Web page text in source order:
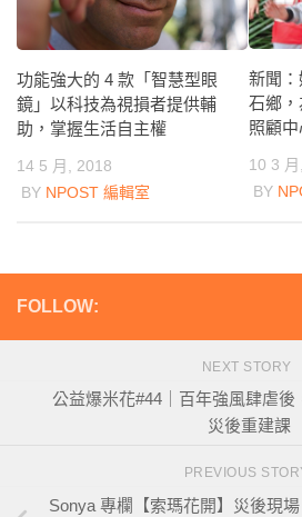
功能強大的 4 款「智慧型眼
鏡」以科技為視損者提供輔
助，掌握生活自主權
14 5 月, 2018
BY NPOST 編輯室
新聞
石鄉
照顧
10 3
BY
FOLLOW:
NEXT STORY
公益爆米花#44｜百年強風肆虐後
災後重建課
PREVIOUS
Sonya 專欄【索瑪花開】災後現